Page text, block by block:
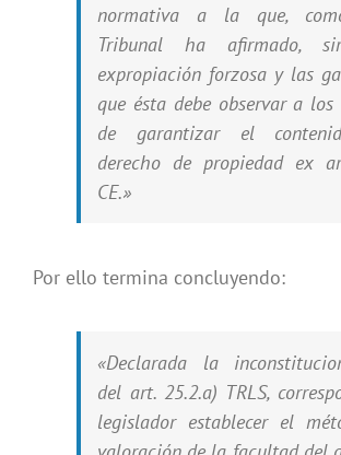
normativa a la que,
Tribunal ha afirmado,
expropiación forzosa y las
que ésta debe observar a los
de garantizar el
derecho de propiedad ex
CE.»
Por ello termina concluyendo:
«Declarada la
del art. 25.2.a) TRLS,
legislador establecer el